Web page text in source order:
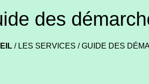
des
/ LES SERVICES /GUIDE DES